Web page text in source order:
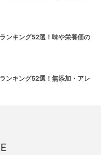
ンキング52選！味や栄養価の
ンキング52選！無添加・アレ